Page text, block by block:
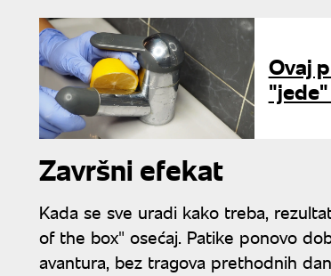
Ovaj
Završni efekat
Kada se sve uradi kako treba,
of the box" osećaj. Patike ponovo
avantura, bez tragova prethodnih